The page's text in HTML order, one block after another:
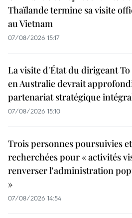
Thaïlande termine sa visite
au Vietnam
07/08/2026 15:17
La visite d'État du dirigeant
en Australie devrait
partenariat stratégique
07/08/2026 15:10
Trois personnes poursuivies et
recherchées pour « activités
renverser l'administration
»
07/08/2026 14:54